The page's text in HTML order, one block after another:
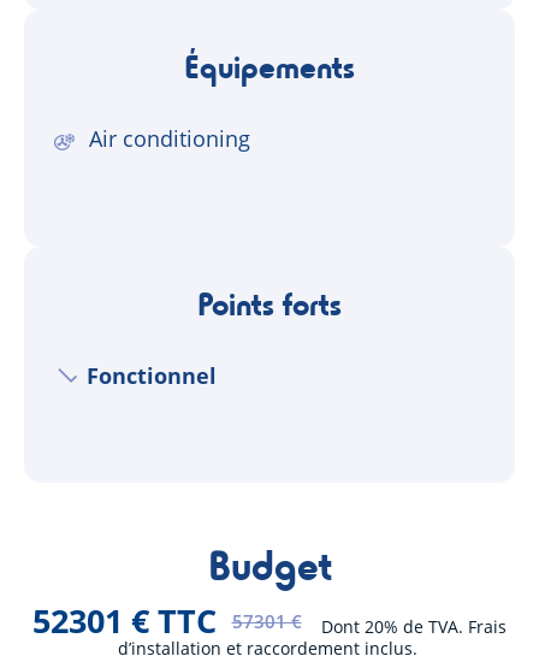
Équipements
Air conditioning
Points forts
Fonctionnel
Budget
52301 € TTC 57301 €
Dont 20% de TVA. Frais
d’installation et raccordement inclus.